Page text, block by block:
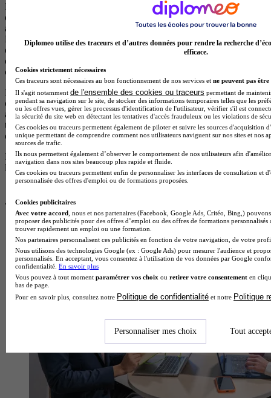
Les offres de formation issues d’écoles partenaires (clients) sont
d’abord classées selon leur pertinence par rapport à votre recherche,
afin de vous proposer les formations les plus adaptées à vos besoins.
En cas de pertinence équivalente, les résultats sont ensuite ordonnés
en fonction d’un scoring précis qui met en avant les écoles qui
disposent d’éléments de visibilité, d’avis positifs et de campagnes en
cours.
Les formations proposées par des centres non partenaires (non
clients), qui ne versent aucune rémunération à notre plateforme,
apparaissent après celles des centres partenaires et sont également
triées par pertinence. Elles sont reconnaissables par le fait qu’elles ne
disposent pas de logos.
Pour plus d’informations, consultez nosrègles de fonctionnement de
la plateforme.
Diplomeo utilise des traceurs et d’autres données pour rendre la recherche
efficace.
Cookies strictement nécessaires
Ces traceurs sont nécessaires au bon fonctionnement de nos services et ne peuvent pas être
Il s'agit notamment de l'ensemble des cookies ou traceurs permettant de
pendant sa navigation sur le site, de stocker des informations temporaires telles que les
ou les offres vues, gérer les processus d'identification de l'utilisateur, vérifier s'il est
la sécurité du site web en détectant les tentatives d'accès frauduleux ou les violations de
Ces cookies ou traceurs permettent également de piloter et suivre les sources d'acquisition
unique permettant de comprendre comment nos utilisateurs naviguent sur nos sites et nos
sources de trafic.
Ils nous permettent également d’observer le comportement de nos utilisateurs afin
navigation dans nos sites beaucoup plus rapide et fluide.
Ces cookies ou traceurs permettent enfin de personnaliser les interfaces de consultation et
personnalisée des offres d'emploi ou de formations proposées.
Cookies publicitaires
Avec votre accord , nous et nos partenaires (Facebook, Google Ads, Critéo, Bing,)
proposer des publicités pour des offres d’emploi ou des offres de formations
trouver rapidement un emploi ou une formation.
Nos partenaires personnalisent ces publicités en fonction de votre navigation, de votre
Nous utilisons des technologies Google (ex : Google Ads) pour mesurer l'audience et
personnalisés. En acceptant, vous consentez à l'utilisation de vos données par Google
confidentialité. En savoir plus
Vous pouvez à tout moment paramétrer vos choix ou retirer votre consentement en
bas de page.
Pour en savoir plus, consultez notre Politique de confidentialité et notre Politique
Personnaliser mes choix Tout